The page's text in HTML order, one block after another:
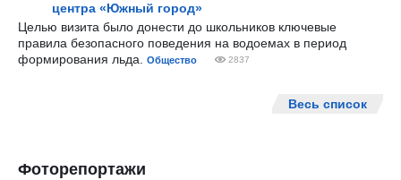
центра «Южный город»
Целью визита было донести до школьников ключевые
правила безопасного поведения на водоемах в период
формирования льда.
Общество 2837
Весь список
Фоторепортажи